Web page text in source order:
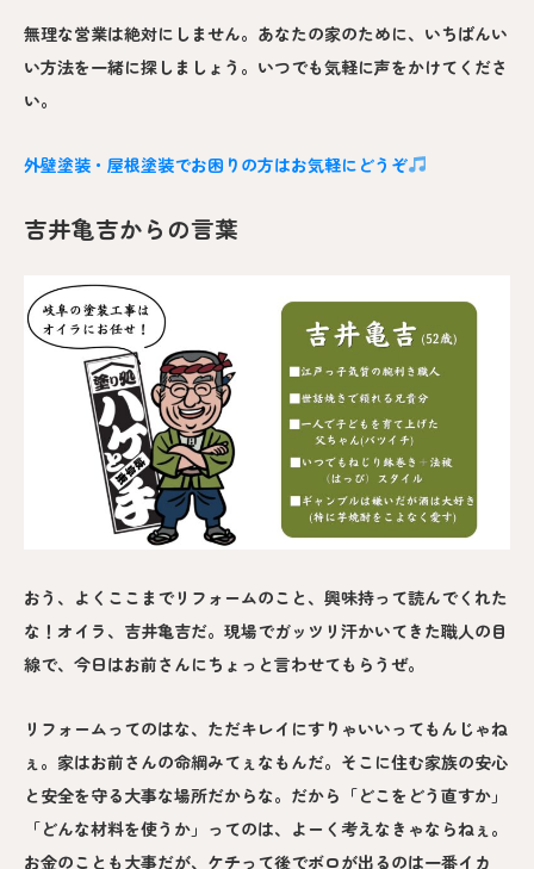
無理な営業は絶対にしません。あなたの家のために、いちばんい
い方法を一緒に探しましょう。いつでも気軽に声をかけてくださ
い。
外壁塗装・屋根塗装でお困りの方はお気軽にどうぞ
吉井亀吉からの言葉
おう、よくここまでリフォームのこと、興味持って読んでくれた
な！オイラ、吉井亀吉だ。現場でガッツリ汗かいてきた職人の目
線で、今日はお前さんにちょっと言わせてもらうぜ。
リフォームってのはな、ただキレイにすりゃいいってもんじゃね
ぇ。家はお前さんの命綱みてぇなもんだ。そこに住む家族の安心
と安全を守る大事な場所だからな。だから「どこをどう直すか」
「どんな材料を使うか」ってのは、よーく考えなきゃならねぇ。
お金のことも大事だが、ケチって後でボロが出るのは一番イカ